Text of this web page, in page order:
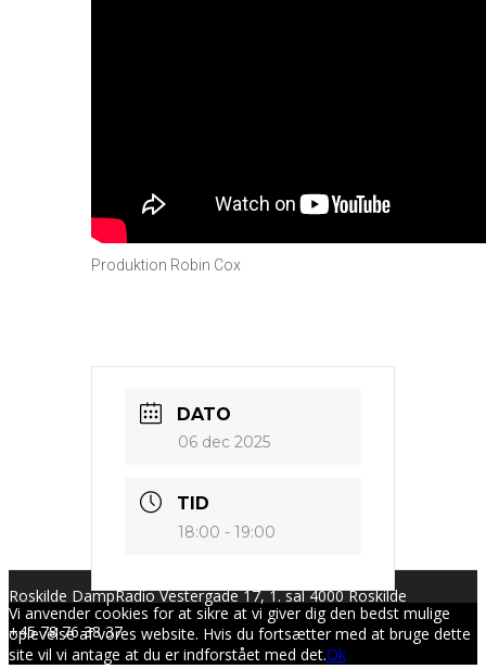
Produktion Robin Cox
DATO
06 dec 2025
TID
18:00 - 19:00
Roskilde DampRadio Vestergade 17, 1. sal 4000 Roskilde
+45 78 76 38 37
Vi anvender cookies for at sikre at vi giver dig den bedst mulige
oplevelse af vores website. Hvis du fortsætter med at bruge dette
site vil vi antage at du er indforstået med det.Ok